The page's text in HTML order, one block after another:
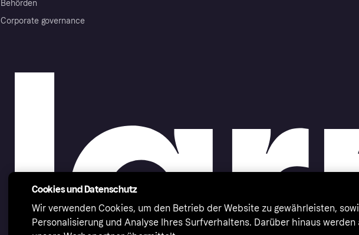
Behörden
Corporate governance
Cookies und Datenschutz
Wir verwenden Cookies, um den Betrieb der Website zu gewährleisten,
Personalisierung und Analyse Ihres Surfverhaltens. Darüber hinaus werden